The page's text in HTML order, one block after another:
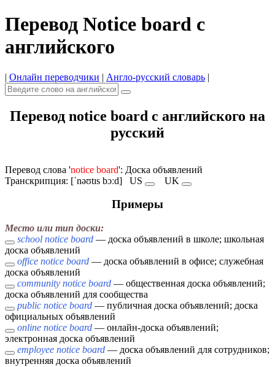
Перевод Notice board с
английского
| Онлайн переводчики | Англо-русский словарь |
Перевод notice board с английского на
русский
Перевод слова 'notice board': Доска объявлений
Транскрипция: [ˈnəʊtɪs bɔːd] US UK
Примеры
Место или тип доски:
school notice board — доска объявлений в школе; школьная
доска объявлений
office notice board — доска объявлений в офисе; служебная
доска объявлений
community notice board — общественная доска объявлений;
доска объявлений для сообщества
public notice board — публичная доска объявлений; доска
официальных объявлений
online notice board — онлайн-доска объявлений;
электронная доска объявлений
employee notice board — доска объявлений для сотрудников;
внутренняя доска объявлений